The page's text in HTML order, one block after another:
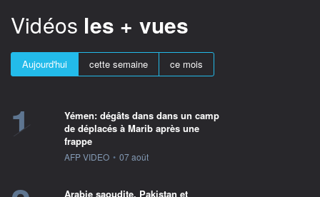
Vidéos les + vues
Aujourd'hui cette semaine ce mois
1
Yémen: dégâts dans dans un camp
de déplacés à Marib après une
frappe
information fournie par
AFP VIDEO • 07 août
Arabie saoudite, Pakistan et